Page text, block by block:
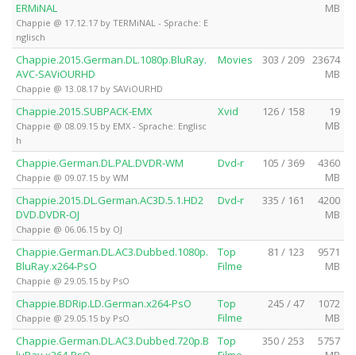
ERMiNAL
Chappie @ 17.12.17 by TERMiNAL - Sprache: E
nglisch
MB
Chappie.2015.German.DL.1080p.BluRay.
AVC-SAViOURHD
Chappie @ 13.08.17 by SAViOURHD
Movies 303 / 209 23674
MB
Chappie.2015.SUBPACK-EMX
Chappie @ 08.09.15 by EMX - Sprache: Englisc
h
Xvid 126 / 158
19
MB
Chappie.German.DL.PAL.DVDR-WM
Chappie @ 09.07.15 by WM
Dvd-r 105 / 369
4360
MB
Chappie.2015.DL.German.AC3D.5.1.HD2
DVD.DVDR-OJ
Chappie @ 06.06.15 by OJ
Dvd-r 335 / 161
4200
MB
Chappie.German.DL.AC3.Dubbed.1080p.
BluRay.x264-PsO
Chappie @ 29.05.15 by PsO
Top
Filme
81 / 123
9571
MB
Chappie.BDRip.LD.German.x264-PsO
Chappie @ 29.05.15 by PsO
Top
Filme
245 / 47
1072
MB
Chappie.German.DL.AC3.Dubbed.720p.B
Top
350 / 253
5757